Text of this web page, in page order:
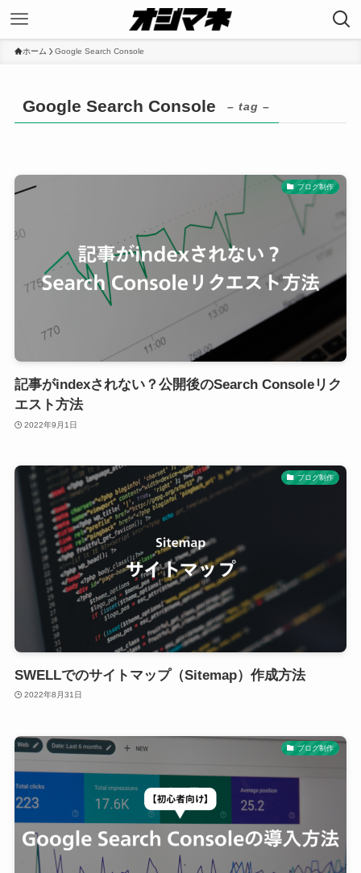
ホーム Google Search Console
Google Search Console – tag –
ブログ制作
記事がindexされない？公開後のSearch Consoleリク
エスト方法
2022年9月1日
ブログ制作
SWELLでのサイトマップ（Sitemap）作成方法
2022年8月31日
ブログ制作